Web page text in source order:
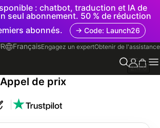
: chatbot, traduction et IA de
seul abonnement. 50 % de réduction
abonnés.
→ Code: Launch26
FrançaisEngagez un expertObtenir de l'assistance
2.4.0
de prix